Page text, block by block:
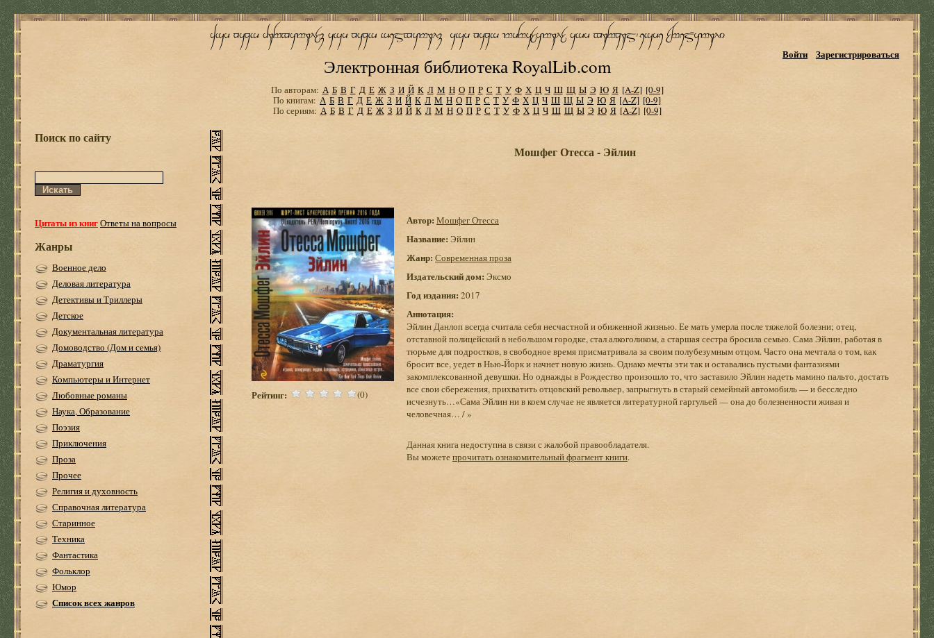
Электронная библиотека RoyalLib.com
Войти Зарегистрироваться
По авторам: А Б В Г Д Е Ж З И Й К Л М Н О П Р С Т У Ф Х Ц Ч Ш Щ Ы Э Ю Я [A-Z] [0-9]
По книгам: А Б В Г Д Е Ж З И Й К Л М Н О П Р С Т У Ф Х Ц Ч Ш Щ Ы Э Ю Я [A-Z] [0-9]
По сериям: А Б В Г Д Е Ж З И Й К Л М Н О П Р С Т У Ф Х Ц Ч Ш Щ Ы Э Ю Я [A-Z] [0-9]
Поиск по сайту
Цитаты из книгОтветы на вопросы
Жанры
Военное дело
Деловая литература
Детективы и Триллеры
Детское
Документальная литература
Домоводство (Дом и семья)
Драматургия
Компьютеры и Интернет
Любовные романы
Наука, Образование
Поэзия
Приключения
Проза
Прочее
Религия и духовность
Справочная литература
Старинное
Техника
Фантастика
Фольклор
Юмор
Список всех жанров
Мошфег Отесса - Эйлин
Рейтинг: (0)
Автор: Мошфег Отесса
Название: Эйлин
Жанр: Современная проза
Издательский дом: Эксмо
Год издания: 2017
Аннотация:
Эйлин Данлоп всегда считала себя несчастной и обиженной жизнью. Ее мать умерла после тяжелой болезни; отец,
отставной полицейский в небольшом городке, стал алкоголиком, а старшая сестра бросила семью. Сама Эйлин, работая в
тюрьме для подростков, в свободное время присматривала за своим полубезумным отцом. Часто она мечтала о том, как
бросит все, уедет в Нью-Йорк и начнет новую жизнь. Однако мечты эти так и оставались пустыми фантазиями
закомплексованной девушки. Но однажды в Рождество произошло то, что заставило Эйлин надеть мамино пальто, достать
все свои сбережения, прихватить отцовский револьвер, запрыгнуть в старый семейный автомобиль — и бесследно
исчезнуть…«Сама Эйлин ни в коем случае не является литературной гаргульей — она до болезненности живая и
человечная… / »
Данная книга недоступна в связи с жалобой правообладателя.
Вы можетепрочитать ознакомительный фрагмент книги.